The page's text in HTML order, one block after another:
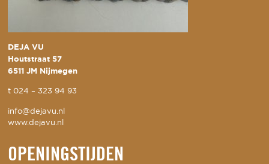
DEJA VU
Houtstraat 57
6511 JM Nijmegen
t024 – 323 94 93
info@dejavu.nl
www.dejavu.nl
OPENINGSTIJDEN